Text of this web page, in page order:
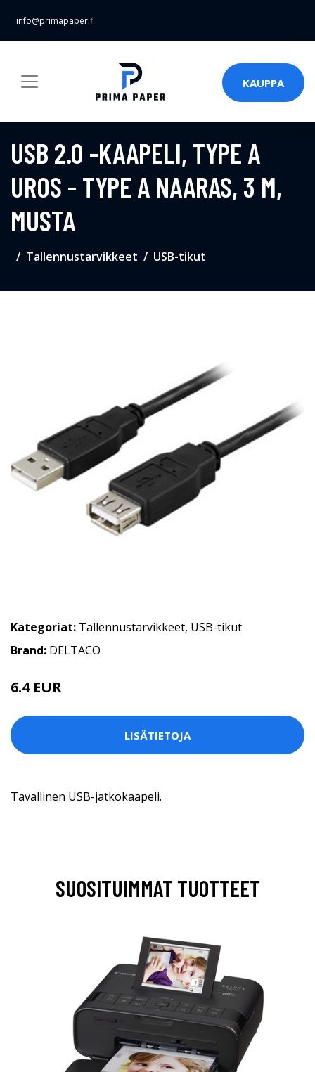
info@primapaper.fi
KAUPPA
USB 2.0 -KAAPELI, TYPE A
UROS - TYPE A NAARAS, 3 M,
MUSTA
Tallennustarvikkeet USB-tikut
Kategoriat: Tallennustarvikkeet, USB-tikut
Brand: DELTACO
6.4 EUR
LISÄTIETOJA
Tavallinen USB-jatkokaapeli.
SUOSITUIMMAT TUOTTEET